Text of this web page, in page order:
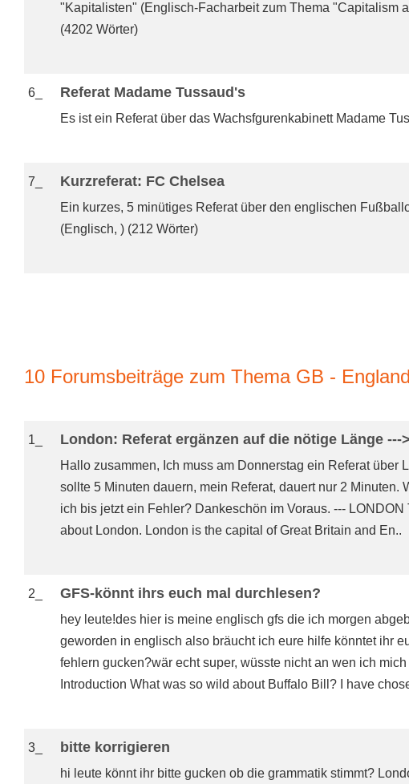
"Kapitalisten" (Englisch-Facharbeit zum Thema "Capitalism
(4202 Wörter)
6_ Referat Madame Tussaud's
Es ist ein Referat über das Wachsfgurenkabinett Madame
7_ Kurzreferat: FC Chelsea
Ein kurzes, 5 minütiges Referat über den englischen
(Englisch, ) (212 Wörter)
10 Forumsbeiträge zum Thema GB -
1_ London: Referat ergänzen auf die nötige Länge ---
Hallo zusammen, Ich muss am Donnerstag ein Referat über
sollte 5 Minuten dauern, mein Referat, dauert nur 2 Minuten.
ich bis jetzt ein Fehler? Dankeschön im Voraus. ---
about London. London is the capital of Great Britain and En..
2_ GFS-könnt ihrs euch mal durchlesen?
hey leute!des hier is meine englisch gfs die ich morgen
geworden in englisch also bräucht ich eure hilfe könntet ihr
fehlern gucken?wär echt super, wüsste nicht an wen ich
Introduction What was so wild about Buffalo Bill? I have
3_ bitte korrigieren
hi leute könnt ihr bitte gucken ob die grammatik stimmt?